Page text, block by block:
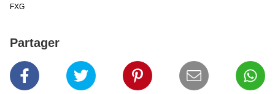
FXG
Partager